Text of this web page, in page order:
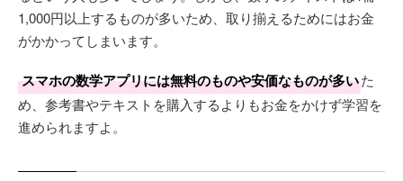
1,000円以上するものが多いため、取り揃えるためにはお金
がかかってしまいます。
スマホの数学アプリには無料のものや安価なものが多いた
め、参考書やテキストを購入するよりもお金をかけず学習を
進められますよ。